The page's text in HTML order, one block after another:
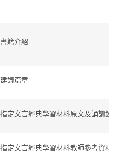
書籍介紹
建議篇章
指定文言經典學習材料原文及誦讀錄音
指定文言經典學習材料教師參考資料